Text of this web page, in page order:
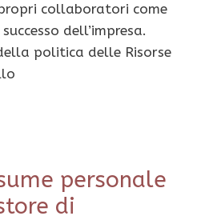
collaboratori come
dell’impresa.
politica delle Risorse
personale
di